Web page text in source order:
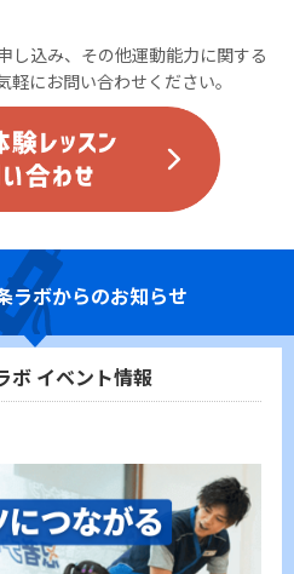
し込み、その他運動能力に関する
にお問い合わせください。
ラボからのお知らせ
ボ イベント情報